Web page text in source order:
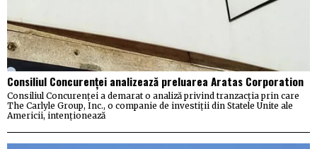
Consiliul Concurenței analizează preluarea Aratas Corporation
Consiliul Concurenței a demarat o analiză privind tranzacția prin care
The Carlyle Group, Inc., o companie de investiții din Statele Unite ale
Americii, intenționează